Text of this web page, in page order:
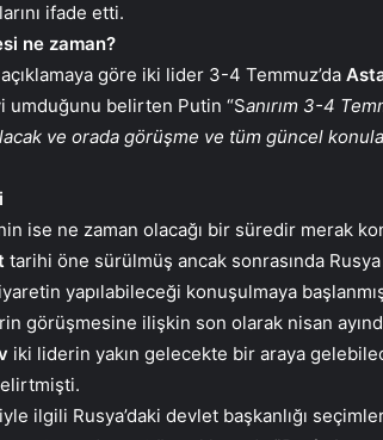
ifade etti.
ne zaman?
göre iki lider 3-4 Temmuz’da
umduğunu belirten Putin “Sanırım 3-4
ve orada görüşme ve tüm güncel
ise ne zaman olacağı bir süredir merak
tarihi öne sürülmüş ancak sonrasında
yapılabileceği konuşulmaya
görüşmesine ilişkin son olarak nisan
iki liderin yakın gelecekte bir araya
ilgili Rusya’daki devlet başkanlığı